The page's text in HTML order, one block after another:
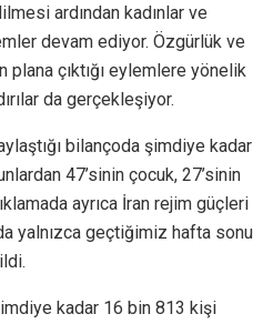
ardından kadınlar ve
devam ediyor. Özgürlük ve
çıktığı eylemlere yönelik
da gerçekleşiyor.
bilançoda şimdiye kadar
47’sinin çocuk, 27’sinin
ayrıca İran rejim güçleri
yalnızca geçtiğimiz hafta sonu
kadar 16 bin 813 kişi